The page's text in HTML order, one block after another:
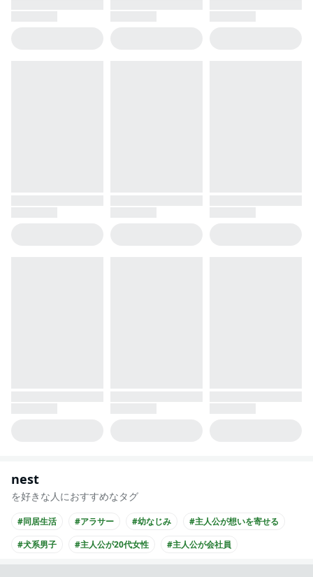
nest
を好きな人におすすめなタグ
#同居生活 #アラサー #幼なじみ
#主人公が想いを寄せる
#犬系男子
#主人公が20代女性 #主人公が会社員